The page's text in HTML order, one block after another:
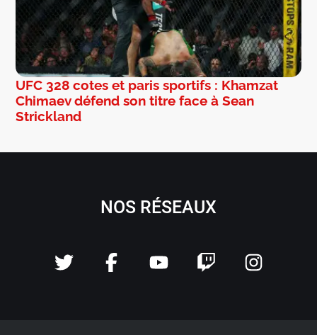
UFC 328 cotes et paris sportifs : Khamzat
Chimaev défend son titre face à Sean
Strickland
NOS RÉSEAUX